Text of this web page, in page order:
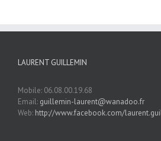
LAURENT GUILLEMIN
Mobile: 06.08.00.19.68
Email: guillemin-laurent@wanadoo.fr
Web: http://www.facebook.com/